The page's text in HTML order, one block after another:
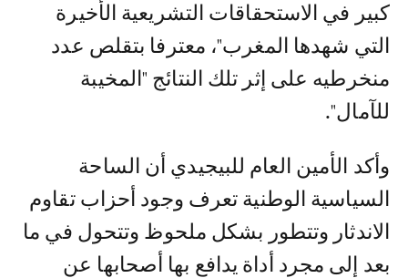
كبير في الاستحقاقات التشريعية الأخيرة
التي شهدها المغرب"، معترفا بتقلص عدد
منخرطيه على إثر تلك النتائج "المخيبة
للآمال".
وأكد الأمين العام للبيجيدي أن الساحة
السياسية الوطنية تعرف وجود أحزاب تقاوم
الاندثار وتتطور بشكل ملحوظ وتتحول في ما
بعد إلى مجرد أداة يدافع بها أصحابها عن